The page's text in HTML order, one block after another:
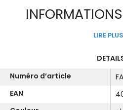
LIRE PLUS
Numéro d’article
EAN